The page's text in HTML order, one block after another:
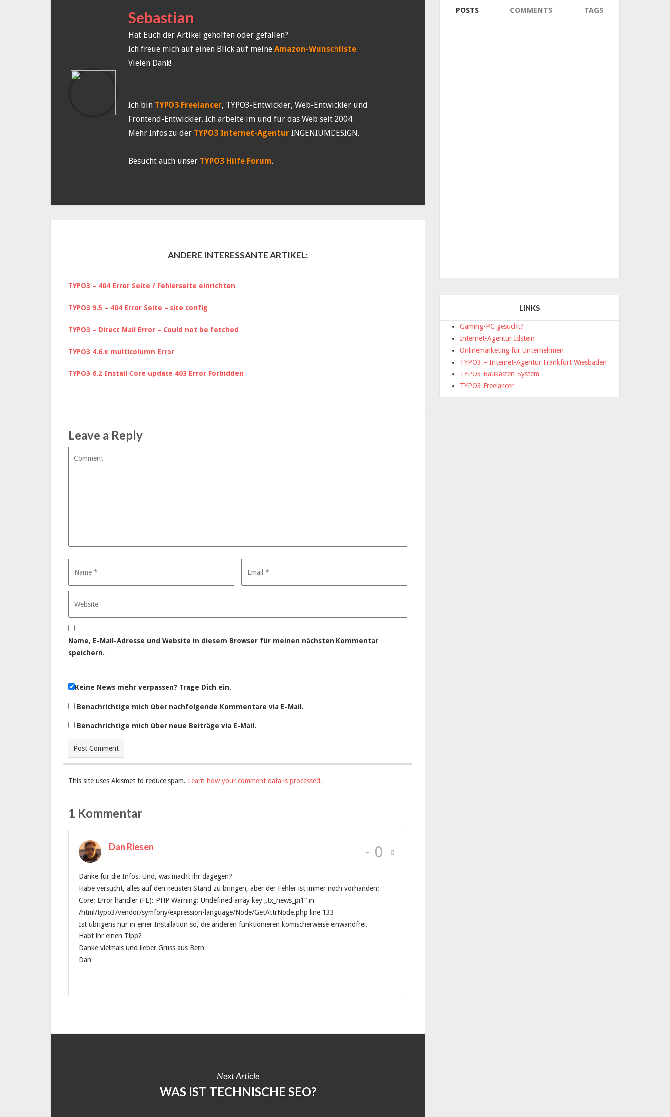
Sebastian
Hat Euch der Artikel geholfen oder gefallen?
Ich freue mich auf einen Blick auf meine Amazon-Wunschliste.
Vielen Dank!
Ich bin TYPO3 Freelancer, TYPO3-Entwickler, Web-Entwickler und
Frontend-Entwickler. Ich arbeite im und für das Web seit 2004.
Mehr Infos zu der TYPO3 Internet-Agentur INGENIUMDESIGN.
Besucht auch unser TYPO3 Hilfe Forum.
ANDERE INTERESSANTE ARTIKEL:
TYPO3 – 404 Error Seite / Fehlerseite einrichten
TYPO3 9.5 – 404 Error Seite – site config
TYPO3 – Direct Mail Error – Could not be fetched
TYPO3 4.6.x multicolumn Error
TYPO3 6.2 Install Core update 403 Error Forbidden
Leave a Reply
Name, E-Mail-Adresse und Website in diesem Browser für meinen nächsten Kommentar
speichern.
Keine News mehr verpassen? Trage Dich ein.
Benachrichtige mich über nachfolgende Kommentare via E-Mail.
Benachrichtige mich über neue Beiträge via E-Mail.
This site uses Akismet to reduce spam. Learn how your comment data is processed.
1 Kommentar
Dan Riesen - 0
Danke für die Infos. Und, was macht ihr dagegen?
Habe versucht, alles auf den neusten Stand zu bringen, aber der Fehler ist immer noch vorhanden:
Core: Error handler (FE): PHP Warning: Undefined array key „tx_news_pi1“ in
/html/typo3/vendor/symfony/expression-language/Node/GetAttrNode.php line 133
Ist übrigens nur in einer Installation so, die anderen funktionieren komischerweise einwandfrei.
Habt ihr einen Tipp?
Danke vielmals und lieber Gruss aus Bern
Dan
Next Article
WAS IST TECHNISCHE SEO?
POSTS COMMENTS TAGS
LINKS
Gaming-PC gesucht?
Internet-Agentur Idstein
Onlinemarketing für Unternehmen
TYPO3 – Internet-Agentur Frankfurt Wiesbaden
TYPO3 Baukasten-System
TYPO3 Freelancer